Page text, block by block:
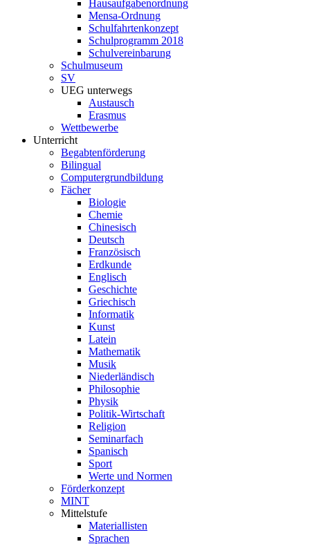
Hausaufgabenordnung
Mensa-Ordnung
Schulfahrtenkonzept
Schulprogramm 2018
Schulvereinbarung
Schulmuseum
SV
UEG unterwegs
Austausch
Erasmus
Wettbewerbe
Unterricht
Begabtenförderung
Bilingual
Computergrundbildung
Fächer
Biologie
Chemie
Chinesisch
Deutsch
Französisch
Erdkunde
Englisch
Geschichte
Griechisch
Informatik
Kunst
Latein
Mathematik
Musik
Niederländisch
Philosophie
Physik
Politik-Wirtschaft
Religion
Seminarfach
Spanisch
Sport
Werte und Normen
Förderkonzept
MINT
Mittelstufe
Materiallisten
Sprachen